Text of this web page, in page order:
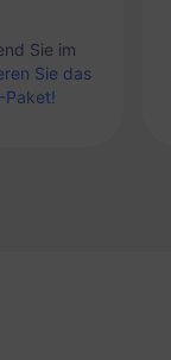
Sie im
Sie das
Paket!